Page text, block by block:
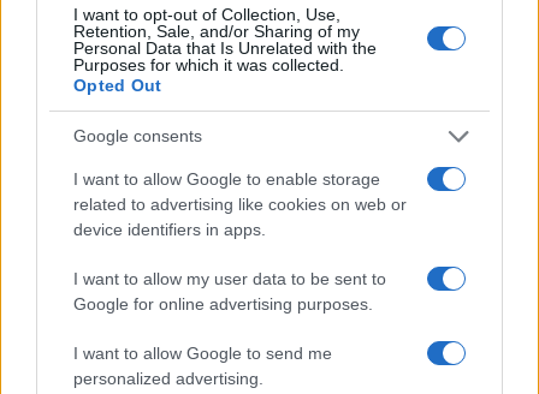
I want to opt-out of Collection, Use,
Retention, Sale, and/or Sharing of my
Personal Data that Is Unrelated with the
Purposes for which it was collected.
Opted Out
Google consents
I want to allow Google to enable storage
related to advertising like cookies on web or
device identifiers in apps.
I want to allow my user data to be sent to
Google for online advertising purposes.
I want to allow Google to send me
personalized advertising.
LIFESTYLE
Dove si terrà Vogue World nel 2027: la scelta di San